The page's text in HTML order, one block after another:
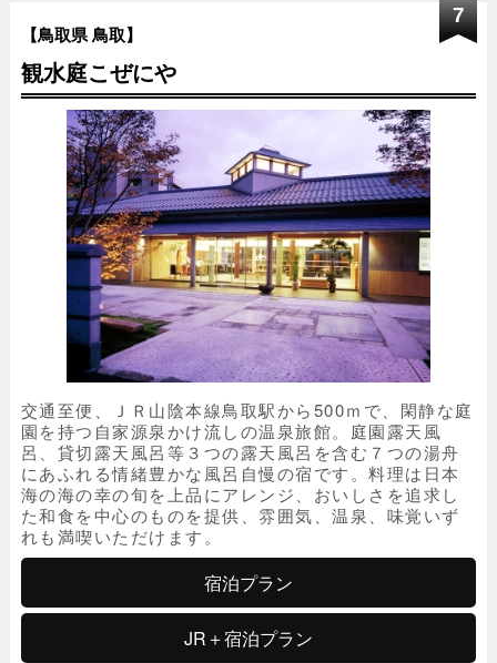
7
【鳥取県 鳥取】
観水庭こぜにや
交通至便、ＪＲ山陰本線鳥取駅から500ｍで、閑静な庭
園を持つ自家源泉かけ流しの温泉旅館。庭園露天風
呂、貸切露天風呂等３つの露天風呂を含む７つの湯舟
にあふれる情緒豊かな風呂自慢の宿です。料理は日本
海の海の幸の旬を上品にアレンジ、おいしさを追求し
た和食を中心のものを提供、雰囲気、温泉、味覚いず
れも満喫いただけます。
宿泊プラン
JR＋宿泊プラン